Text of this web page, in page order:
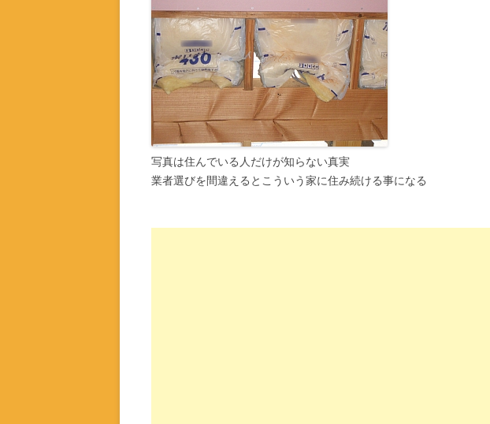
写真は住んでいる人だけが知らない真実
業者選びを間違えるとこういう家に住み続ける事になる